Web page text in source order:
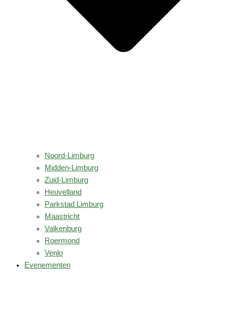
Noord-Limburg
Midden-Limburg
Zuid-Limburg
Heuvelland
Parkstad Limburg
Maastricht
Valkenburg
Roermond
Venlo
Evenementen